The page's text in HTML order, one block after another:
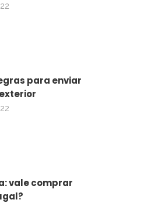
para enviar
vale comprar